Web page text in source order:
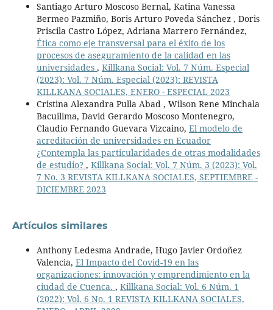
Santiago Arturo Moscoso Bernal, Katina Vanessa
Bermeo Pazmiño, Boris Arturo Poveda Sánchez , Doris
Priscila Castro López, Adriana Marrero Fernández,
Ética como eje transversal para el éxito de los
procesos de aseguramiento de la calidad en las
universidades , Killkana Social: Vol. 7 Núm. Especial
(2023): Vol. 7 Núm. Especial (2023): REVISTA
KILLKANA SOCIALES, ENERO - ESPECIAL 2023
Cristina Alexandra Pulla Abad , Wilson Rene Minchala
Bacuilima, David Gerardo Moscoso Montenegro,
Claudio Fernando Guevara Vizcaino, El modelo de
acreditación de universidades en Ecuador
¿Contempla las particularidades de otras modalidades
de estudio? , Killkana Social: Vol. 7 Núm. 3 (2023): Vol.
7 No. 3 REVISTA KILLKANA SOCIALES, SEPTIEMBRE -
DICIEMBRE 2023
Artículos similares
Anthony Ledesma Andrade, Hugo Javier Ordoñez
Valencia, El Impacto del Covid-19 en las
organizaciones: innovación y emprendimiento en la
ciudad de Cuenca. , Killkana Social: Vol. 6 Núm. 1
(2022): Vol. 6 No. 1 REVISTA KILLKANA SOCIALES,